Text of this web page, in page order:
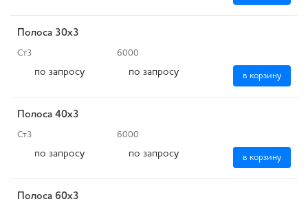
Полоса 30x3
Ст3 6000
по запросу по запросу в корзину
Полоса 40x3
Ст3 6000
по запросу по запросу в корзину
Полоса 60x3